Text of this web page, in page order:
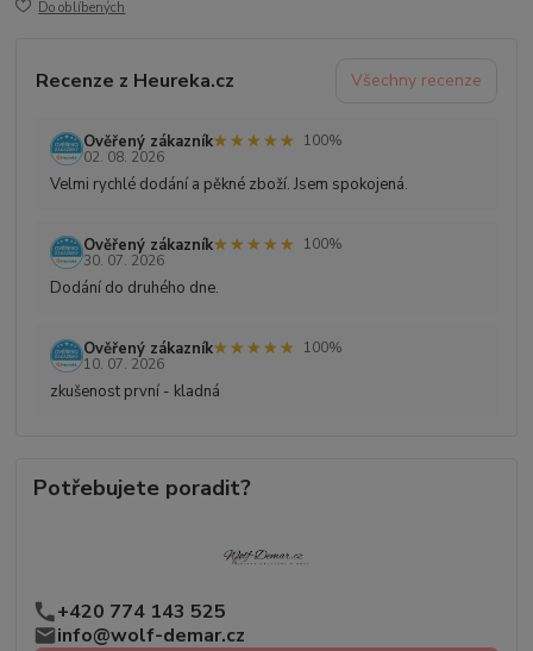
Do oblíbených
Recenze z Heureka.cz Všechny recenze
Ověřený zákazník★★★★★
★★★★★
100%
02. 08. 2026
Velmi rychlé dodání a pěkné zboží. Jsem spokojená.
Ověřený zákazník★★★★★
★★★★★
100%
30. 07. 2026
Dodání do druhého dne.
Ověřený zákazník★★★★★
★★★★★
100%
10. 07. 2026
zkušenost první - kladná
Potřebujete poradit?
+420 774 143 525
info@wolf-demar.cz